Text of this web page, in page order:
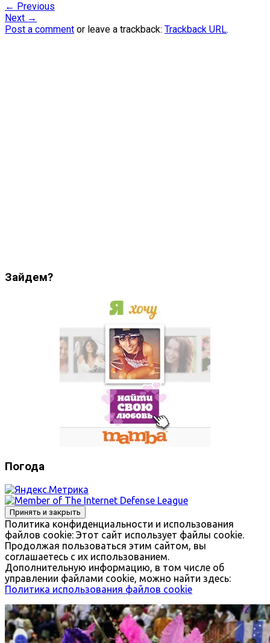
← Previous
Next →
Post a comment or leave a trackback: Trackback URL.
Зайдем?
Погода
Политика конфиденциальности и использования
файлов сookie: Этот сайт использует файлы cookie.
Продолжая пользоваться этим сайтом, вы
соглашаетесь с их использованием.
Дополнительную информацию, в том числе об
управлении файлами cookie, можно найти здесь:
Политика использования файлов cookie